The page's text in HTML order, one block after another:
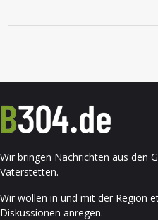
Wir bringen Nachrichten aus den
Vaterstetten.
Wir wollen in und mit der Region
Diskussionen anregen.